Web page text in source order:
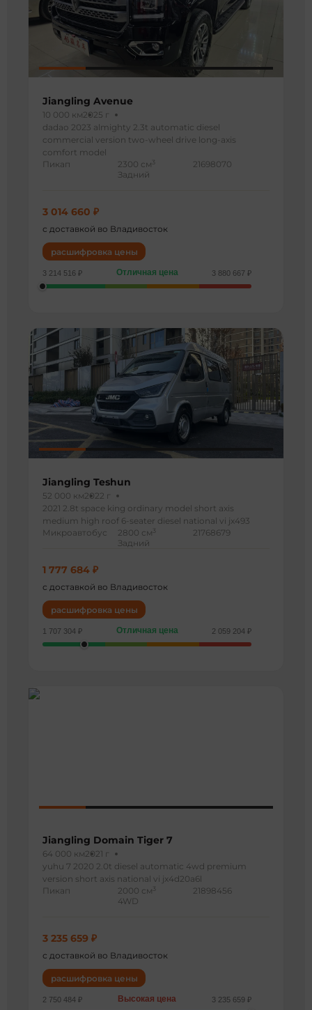
Jiangling Avenue
10 000 км2025 г
dadao 2023 almighty 2.3t automatic diesel
commercial version two-wheel drive long-axis
comfort model
Пикап
2300 см 3
Задний
21698070
3 014 660 ₽
с доставкой во Владивосток
расшифровка цены
3 214 516 ₽ Отличная цена 3 880 667 ₽
Jiangling Teshun
52 000 км2022 г
2021 2.8t space king ordinary model short axis
medium high roof 6-seater diesel national vi jx493
Микроавтобус
2800 см 3
Задний
21768679
1 777 684 ₽
с доставкой во Владивосток
расшифровка цены
1 707 304 ₽ Отличная цена 2 059 204 ₽
Jiangling Domain Tiger 7
64 000 км2021 г
yuhu 7 2020 2.0t diesel automatic 4wd premium
version short axis national vi jx4d20a6l
Пикап
2000 см 3
4WD
21898456
3 235 659 ₽
с доставкой во Владивосток
расшифровка цены
2 750 484 ₽ Высокая цена 3 235 659 ₽